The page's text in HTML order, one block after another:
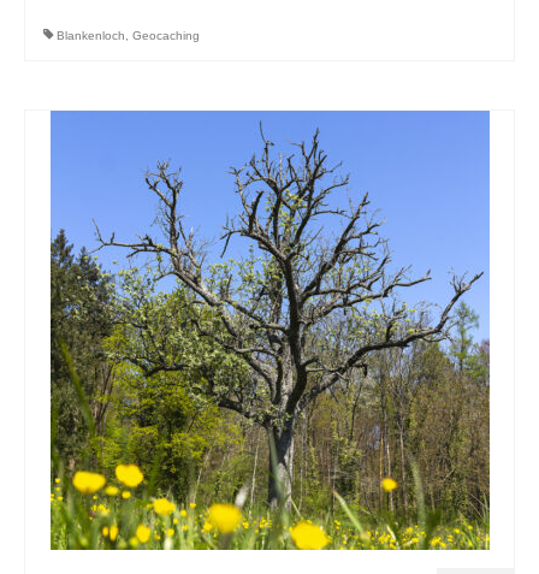
Blankenloch, Geocaching